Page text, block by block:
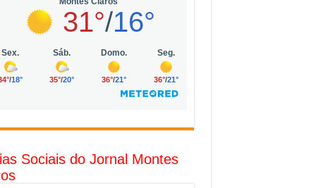
10 mil no digital
Sociais do Jornal Montes